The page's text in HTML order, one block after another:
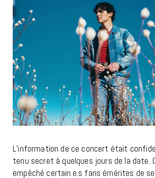
L’information de ce concert était
tenu secret à quelques jours de la date.
empêché certain.e.s fans émérites de